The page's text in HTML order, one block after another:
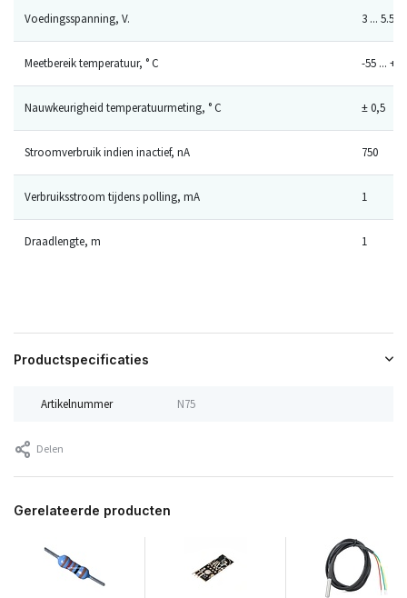
Voedingsspanning, V. 3 ... 5.5
Meetbereik temperatuur, ° C -55 ... +
Nauwkeurigheid temperatuurmeting, ° C ± 0,5
Stroomverbruik indien inactief, nA 750
Verbruiksstroom tijdens polling, mA 1
Draadlengte, m 1
Productspecificaties
Artikelnummer N75
Delen
Gerelateerde producten